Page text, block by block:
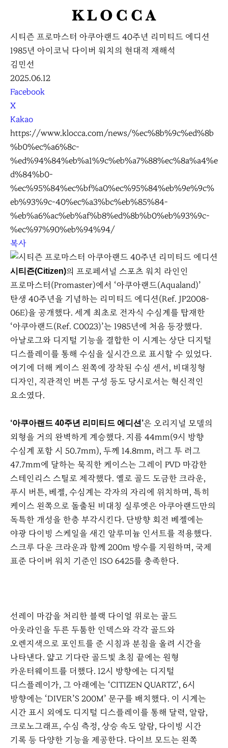
K
O
C
시티즌 프로마스터 아쿠아랜드 40주년 리미티드 에디션
1985년 아이코닉 다이버 워치의 현대적 재해석
김민선
2025.06.12
S
N
S
S
h
a
r
e
Facebook
X
Kakao
https://www.klocca.com/news/%ec%8b%9c%ed%8b
%b0%ec%a6%8c-
%ed%94%84%eb%a1%9c%eb%a7%88%ec%8a%a4%e
d%84%b0-
%ec%95%84%ec%bf%a0%ec%95%84%eb%9e%9c%
eb%93%9c-40%ec%a3%bc%eb%85%84-
%eb%a6%ac%eb%af%b8%ed%8b%b0%eb%93%9c-
%ec%97%90%eb%94%94/
복사
시티즌(Citizen)의 프로페셔널 스포츠 워치 라인인
프로마스터(Promaster)에서 ‘아쿠아랜드(Aqualand)’
탄생 40주년을 기념하는 리미티드 에디션(Ref. JP2008-
06E)을 공개했다. 세계 최초로 전자식 수심계를 탑재한
‘아쿠아랜드(Ref. C0023)’는 1985년에 처음 등장했다.
아날로그와 디지털 기능을 결합한 이 시계는 상단 디지털
디스플레이를 통해 수심을 실시간으로 표시할 수 있었다.
여기에 더해 케이스 왼쪽에 장착된 수심 센서, 비대칭형
디자인, 직관적인 버튼 구성 등도 당시로서는 혁신적인
요소였다.
‘아쿠아랜드 40주년 리미티드 에디션’은 오리지널 모델의
외형을 거의 완벽하게 계승했다. 지름 44mm(9시 방향
수심계 포함 시 50.7mm), 두께 14.8mm, 러그 투 러그
47.7mm에 달하는 묵직한 케이스는 그레이 PVD 마감한
스테인리스 스틸로 제작했다. 옐로 골드 도금한 크라운,
푸시 버튼, 베젤, 수심계는 각자의 자리에 위치하며, 특히
케이스 왼쪽으로 돌출된 비대칭 실루엣은 아쿠아랜드만의
독특한 개성을 한층 부각시킨다. 단방향 회전 베젤에는
야광 다이빙 스케일을 새긴 알루미늄 인서트를 적용했다.
스크루 다운 크라운과 함께 200m 방수를 지원하며, 국제
표준 다이버 워치 기준인 ISO 6425를 충족한다.
선레이 마감을 처리한 블랙 다이얼 위로는 골드
아웃라인을 두른 두툼한 인덱스와 각각 골드와
오렌지색으로 포인트를 준 시침과 분침을 올려 시간을
나타낸다. 얇고 기다란 골드빛 초침 끝에는 원형
카운터웨이트를 더했다. 12시 방향에는 디지털
디스플레이가, 그 아래에는 ‘CITIZEN QUARTZ’, 6시
방향에는 ‘DIVER’S 200M’ 문구를 배치했다. 이 시계는
시간 표시 외에도 디지털 디스플레이를 통해 달력, 알람,
크로노그래프, 수심 측정, 상승 속도 알람, 다이빙 시간
기록 등 다양한 기능을 제공한다. 다이브 모드는 왼쪽